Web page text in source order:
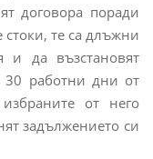
договора поради
стоки, те са длъжни
и да възстановят
30 работни дни от
от него
задължението си